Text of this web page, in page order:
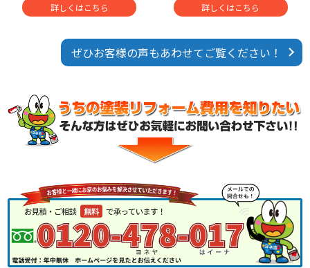
詳しくはこちら 詳しくはこちら
ぜひお客様の声もあわせてご覧ください！